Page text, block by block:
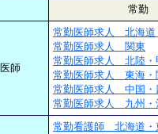
常勤
医師
常勤医師求人 北海道
常勤医師求人 関東
常勤医師求人 北陸・
常勤医師求人 東海・
常勤医師求人 中国・
常勤医師求人 九州・
常勤看護師 北海道・